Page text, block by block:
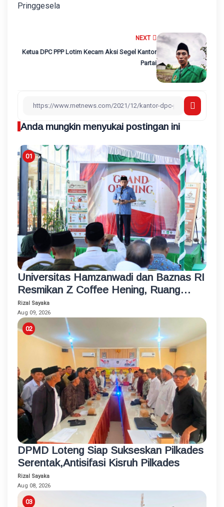
NEXT
Ketua DPC PPP Lotim Kecam Aksi Segel Kantor
Partai
Anda mungkin menyukai postingan ini
Universitas Hamzanwadi dan Baznas RI
Resmikan Z Coffee Hening, Ruang
Usaha Inklusif bagi Penyandang
Disabilitas
Rizal Sayaka
Aug 09, 2026
DPMD Loteng Siap Sukseskan Pilkades
Serentak,Antisifasi Kisruh Pilkades
Rizal Sayaka
Aug 08, 2026